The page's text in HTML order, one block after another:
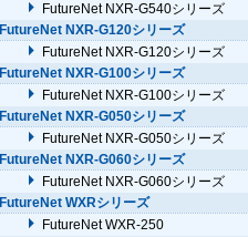
FutureNet NXR-G540シリーズ
FutureNet NXR-G120シリーズ
FutureNet NXR-G120シリーズ
FutureNet NXR-G100シリーズ
FutureNet NXR-G100シリーズ
FutureNet NXR-G050シリーズ
FutureNet NXR-G050シリーズ
FutureNet NXR-G060シリーズ
FutureNet NXR-G060シリーズ
FutureNet WXRシリーズ
FutureNet WXR-250